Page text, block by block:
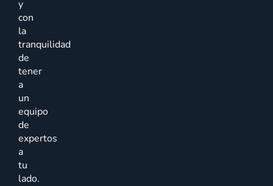
y
con
la
tranquilidad
de
tener
a
un
equipo
de
expertos
a
tu
lado.